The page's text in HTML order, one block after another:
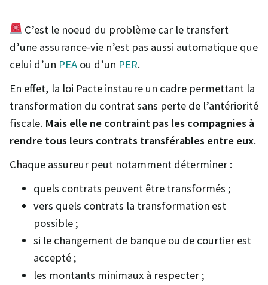
C’est le noeud du problème car le transfert
d’une assurance-vie n’est pas aussi automatique que
celui d’un PEA ou d’un PER.
En effet, la loi Pacte instaure un cadre permettant la
transformation du contrat sans perte de l’antériorité
fiscale. Mais elle ne contraint pas les compagnies à
rendre tous leurs contrats transférables entre eux.
Chaque assureur peut notamment déterminer :
quels contrats peuvent être transformés ;
vers quels contrats la transformation est
possible ;
si le changement de banque ou de courtier est
accepté ;
les montants minimaux à respecter ;